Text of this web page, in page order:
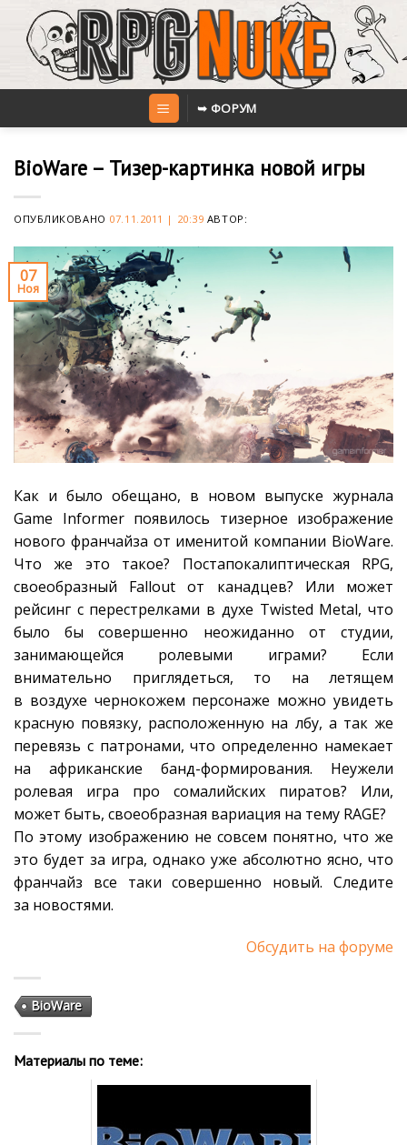
content
➥ ФОРУМ
BioWare – Тизер-картинка новой игры
ОПУБЛИКОВАНО 07.11.2011 | 20:39 АВТОР:
07
Ноя
Как и было обещано, в новом выпуске журнала
Game Informer появилось тизерное изображение
нового франчайза от именитой компании BioWare.
Что же это такое? Постапокалиптическая RPG,
своеобразный Fallout от канадцев? Или может
рейсинг с перестрелками в духе Twisted Metal, что
было бы совершенно неожиданно от студии,
занимающейся ролевыми играми? Если
внимательно приглядеться, то на летящем
в воздухе чернокожем персонаже можно увидеть
красную повязку, расположенную на лбу, а так же
перевязь с патронами, что определенно намекает
на африканские банд-формирования. Неужели
ролевая игра про сомалийских пиратов? Или,
может быть, своеобразная вариация на тему RAGE?
По этому изображению не совсем понятно, что же
это будет за игра, однако уже абсолютно ясно, что
франчайз все таки совершенно новый. Следите
за новостями.
Обсудить на форуме
BioWare
Материалы по теме: